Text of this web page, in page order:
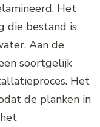
Het
die bestand is
Aan de
soortgelijk
Het
de planken in